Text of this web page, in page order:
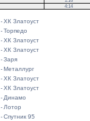
4:14
-ХК Златоуст
-Торпедо
-ХК Златоуст
-ХК Златоуст
-Заря
-Металлург
-ХК Златоуст
-ХК Златоуст
- Динамо
- Лотор
-Спутник 95